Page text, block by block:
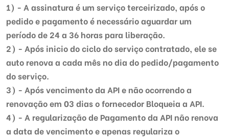
1) - A assinatura é um serviço terceirizado, após o
pedido e pagamento é necessário aguardar um
período de 24 a 36 horas para liberação.
2) - Após inicio do ciclo do serviço contratado, ele se
auto renova a cada mês no dia do pedido/pagamento
do serviço.
3) - Após vencimento da API e não ocorrendo a
renovação em 03 dias o fornecedor Bloqueia a API.
4) - A regularização de Pagamento da API não renova
a data de vencimento e apenas regulariza o